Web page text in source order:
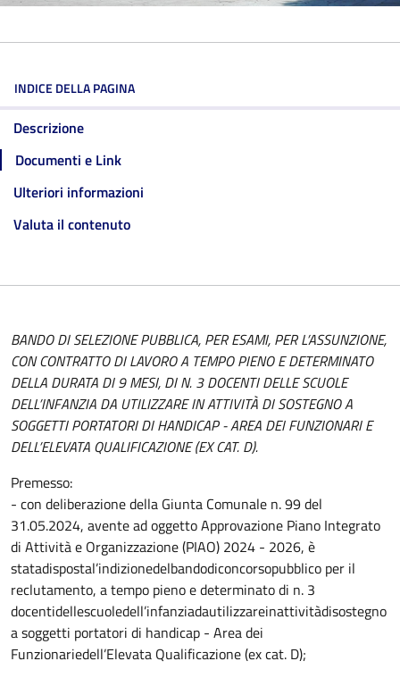
INDICE DELLA PAGINA
Descrizione
Documenti e Link
Ulteriori informazioni
Valuta il contenuto
BANDO DI SELEZIONE PUBBLICA, PER ESAMI, PER L’ASSUNZIONE,
CON CONTRATTO DI LAVORO A TEMPO PIENO E DETERMINATO
DELLA DURATA DI 9 MESI, DI N. 3 DOCENTI DELLE SCUOLE
DELL’INFANZIA DA UTILIZZARE IN ATTIVITÀ DI SOSTEGNO A
SOGGETTI PORTATORI DI HANDICAP - AREA DEI FUNZIONARI E
DELL’ELEVATA QUALIFICAZIONE (EX CAT. D).
Premesso:
- con deliberazione della Giunta Comunale n. 99 del
31.05.2024, avente ad oggetto Approvazione Piano Integrato
di Attività e Organizzazione (PIAO) 2024 - 2026, è
statadispostal’indizionedelbandodiconcorsopubblico per il
reclutamento, a tempo pieno e determinato di n. 3
docentidellescuoledell’infanziadautilizzareinattivitàdisostegno
a soggetti portatori di handicap - Area dei
Funzionariedell’Elevata Qualificazione (ex cat. D);